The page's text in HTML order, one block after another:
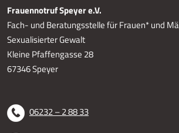
Frauennotruf Speyer e.V.
Fach- und Beratungsstelle für Frauen* und
Sexualisierter Gewalt
Kleine Pfaffengasse 28
67346 Speyer
06232 – 2 88 33